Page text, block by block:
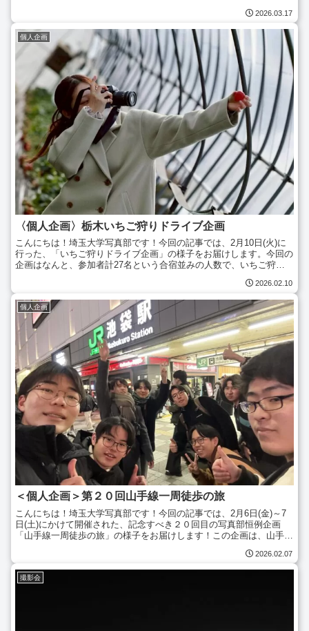
2026.03.17
個人企画
〈個人企画〉栃木いちご狩りドライブ企画
こんにちは！埼玉大学写真部です！今回の記事では、2月10日(火)に
行った、「いちご狩りドライブ企画」の様子をお届けします。今回の
企画はなんと、参加者計27名という合宿並みの人数で、いちご狩り
2026.02.10
個人企画
＜個人企画＞第２０回山手線一周徒歩の旅
こんにちは！埼玉大学写真部です！今回の記事では、2月6日(金)～7
日(土)にかけて開催された、記念すべき２０回目の写真部恒例企画
「山手線一周徒歩の旅」の様子をお届けします！この企画は、山手線
2026.02.07
撮影会